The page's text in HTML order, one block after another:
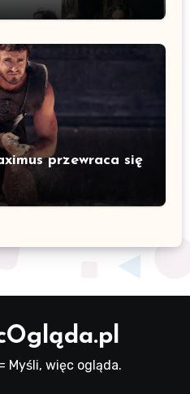
przewraca się
Myśli, więc ogląda.